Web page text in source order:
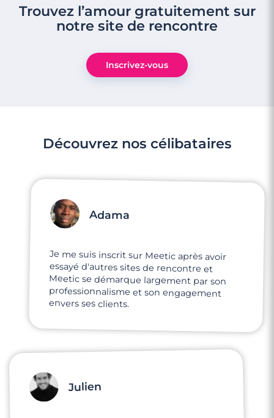
Trouvez l’amour gratuitement sur
notre site de rencontre
Inscrivez-vous
Découvrez nos célibataires
Adama
Je me suis inscrit sur Meetic après avoir
essayé d'autres sites de rencontre et
Meetic se démarque largement par son
professionnalisme et son engagement
envers ses clients.
Julien